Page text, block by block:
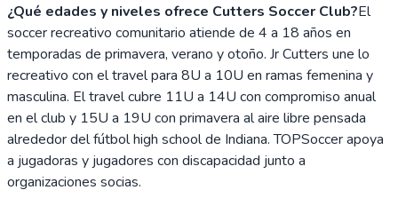
¿Qué edades y niveles ofrece Cutters Soccer Club?El
soccer recreativo comunitario atiende de 4 a 18 años en
temporadas de primavera, verano y otoño. Jr Cutters une lo
recreativo con el travel para 8U a 10U en ramas femenina y
masculina. El travel cubre 11U a 14U con compromiso anual
en el club y 15U a 19U con primavera al aire libre pensada
alrededor del fútbol high school de Indiana. TOPSoccer apoya
a jugadoras y jugadores con discapacidad junto a
organizaciones socias.